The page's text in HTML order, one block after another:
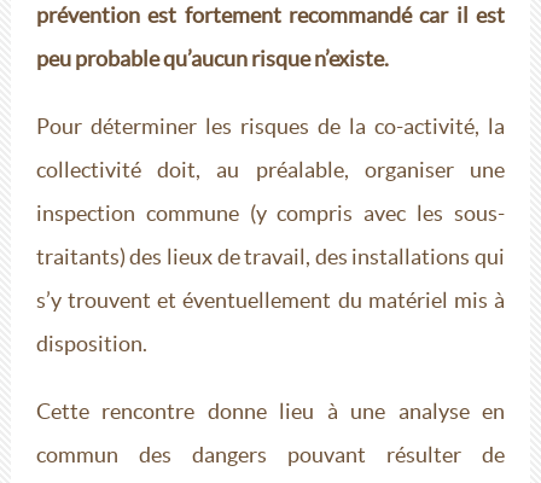
prévention est fortement recommandé car il est
peu probable qu’aucun risque n’existe.
Pour déterminer les risques de la co-activité, la
collectivité doit, au préalable, organiser une
inspection commune (y compris avec les sous-
traitants) des lieux de travail, des installations qui
s’y trouvent et éventuellement du matériel mis à
disposition.
Cette rencontre donne lieu à une analyse en
commun des dangers pouvant résulter de